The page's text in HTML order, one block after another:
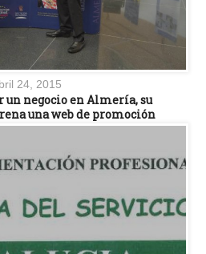
24, 2015
negocio en Almería, su
una web de promoción